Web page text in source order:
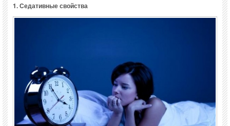
1. Седативные свойства